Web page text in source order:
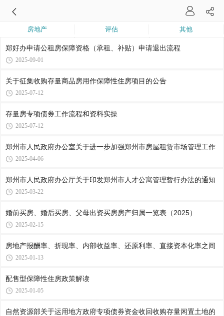
房地产 评估 其他
郑好办申请公租房保障资格（承租、补贴）申请退出流程
2025-09-01
关于征集收购存量商品房用作保障性住房项目的公告
2025-07-12
存量房专项债券工作流程和资料实操
2025-07-12
郑州市人民政府办公室关于进一步加强郑州市房屋租赁市场管理工作
2025-04-06
郑州市人民政府办公厅关于印发郑州市人才公寓管理暂行办法的通知
2025-03-22
婚前买房、婚后买房、父母出资买房房产归属一览表（2025）
2025-02-15
房地产报酬率、折现率、内部收益率、还原利率、直接资本化率之间
2025-01-13
配售型保障性住房政策解读
2025-01-05
自然资源部关于运用地方政府专项债券资金收回收购存量闲置土地的